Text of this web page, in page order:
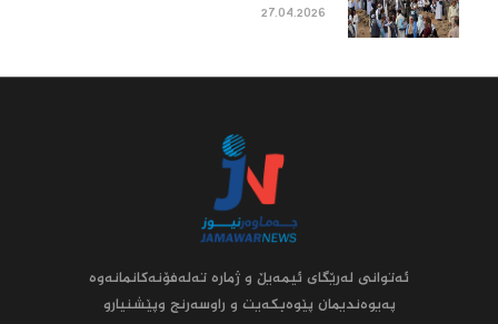
27.04.2026
ئه‌توانى له‌رێگاى ئیمه‌یڵ و ژماره‌ ته‌له‌فۆنه‌کانمانه‌وه‌
په‌یوه‌ندیمان پێوه‌بکه‌یت و راوسه‌رنج وپێشنیارو